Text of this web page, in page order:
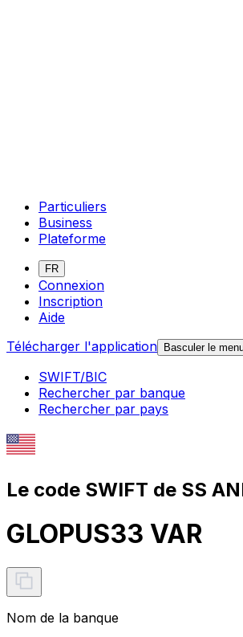
Particuliers
Business
Plateforme
FR
Connexion
Inscription
Aide
Télécharger l'application Basculer le
SWIFT/BIC
Rechercher par banque
Rechercher par pays
Le code SWIFT de SS
GLOPUS33 VAR
Nom de la banque